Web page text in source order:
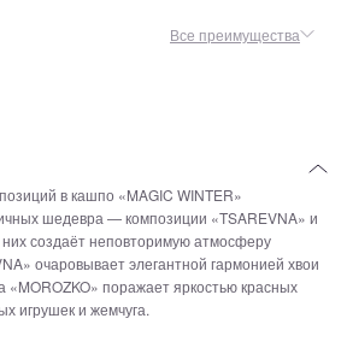
Все преимущества
в кашпо «MAGIC WINTER»
шедевра — композиции «TSAREVNA» и
создаёт неповторимую атмосферу
очаровывает элегантной гармонией хвои
«MOROZKO» поражает яркостью красных
игрушек и жемчуга.